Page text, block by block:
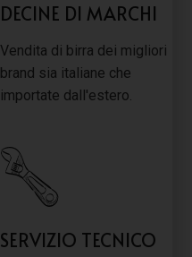
DECINE DI MARCHI
Vendita di birra dei migliori
brand sia italiane che
importate dall'estero.
SERVIZIO TECNICO